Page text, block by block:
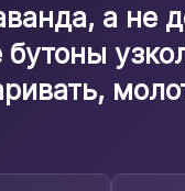
а не